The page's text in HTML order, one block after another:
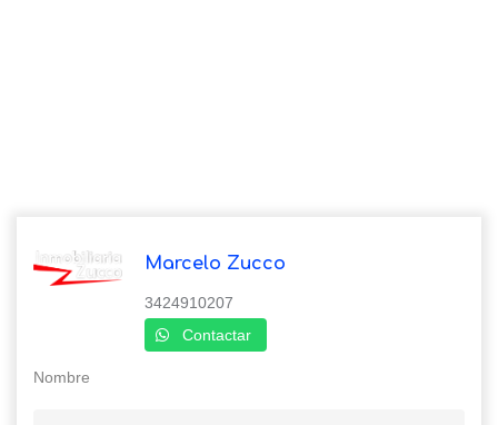
Marcelo Zucco
3424910207
Contactar
Nombre